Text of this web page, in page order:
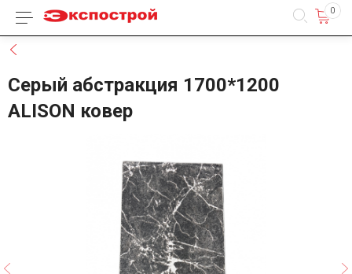
Каталог товаров 0
Серый абстракция 1700*1200
ALISON ковер